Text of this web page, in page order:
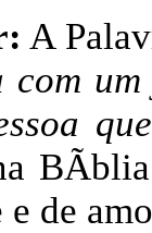
A
com
de